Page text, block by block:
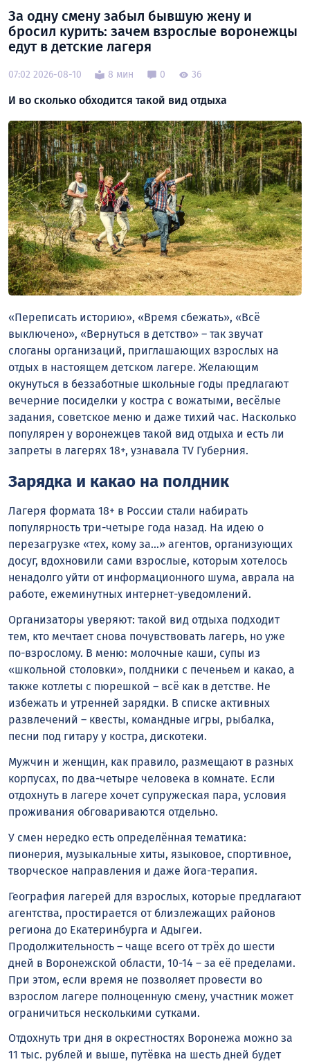
За одну смену забыл бывшую жену и
бросил курить: зачем взрослые воронежцы
едут в детские лагеря
07:02 2026-08-10 8 мин 0 36
И во сколько обходится такой вид отдыха
«Переписать историю», «Время сбежать», «Всё
выключено», «Вернуться в детство» – так звучат
слоганы организаций, приглашающих взрослых на
отдых в настоящем детском лагере. Желающим
окунуться в беззаботные школьные годы предлагают
вечерние посиделки у костра с вожатыми, весёлые
задания, советское меню и даже тихий час. Насколько
популярен у воронежцев такой вид отдыха и есть ли
запреты в лагерях 18+, узнавала TV Губерния.
Зарядка и какао на полдник
Лагеря формата 18+ в России стали набирать
популярность три-четыре года назад. На идею о
перезагрузке «тех, кому за…» агентов, организующих
досуг, вдохновили сами взрослые, которым хотелось
ненадолго уйти от информационного шума, аврала на
работе, ежеминутных интернет-уведомлений.
Организаторы уверяют: такой вид отдыха подходит
тем, кто мечтает снова почувствовать лагерь, но уже
по-взрослому. В меню: молочные каши, супы из
«школьной столовки», полдники с печеньем и какао, а
также котлеты с пюрешкой – всё как в детстве. Не
избежать и утренней зарядки. В списке активных
развлечений – квесты, командные игры, рыбалка,
песни под гитару у костра, дискотеки.
Мужчин и женщин, как правило, размещают в разных
корпусах, по два-четыре человека в комнате. Если
отдохнуть в лагере хочет супружеская пара, условия
проживания обговариваются отдельно.
У смен нередко есть определённая тематика:
пионерия, музыкальные хиты, языковое, спортивное,
творческое направления и даже йога-терапия.
География лагерей для взрослых, которые предлагают
агентства, простирается от близлежащих районов
региона до Екатеринбурга и Адыгеи.
Продолжительность – чаще всего от трёх до шести
дней в Воронежской области, 10-14 – за её пределами.
При этом, если время не позволяет провести во
взрослом лагере полноценную смену, участник может
ограничиться несколькими сутками.
Отдохнуть три дня в окрестностях Воронежа можно за
11 тыс. рублей и выше, путёвка на шесть дней будет